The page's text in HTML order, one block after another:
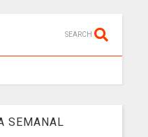
SEARCH
SEMANAL